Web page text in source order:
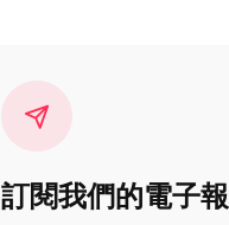
訂閱我們的電子報